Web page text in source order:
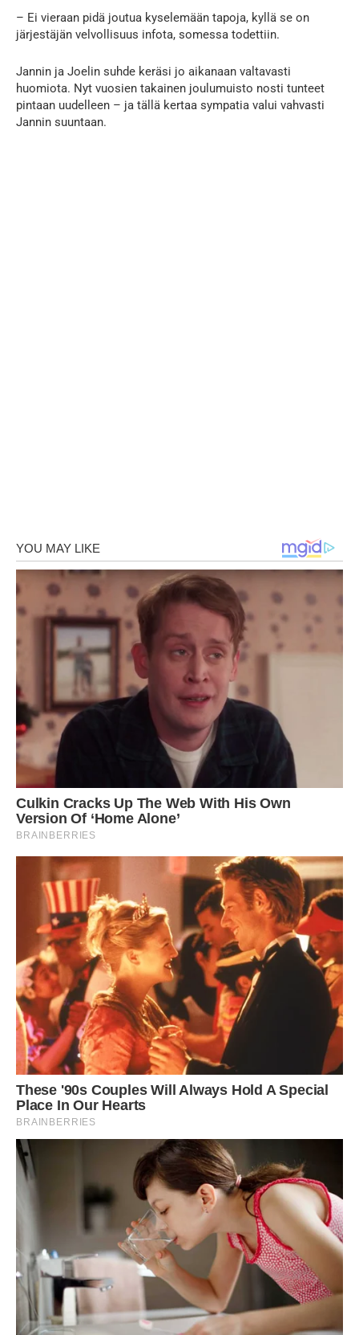
– Ei vieraan pidä joutua kyselemään tapoja, kyllä se on
järjestäjän velvollisuus infota, somessa todettiin.
Jannin ja Joelin suhde keräsi jo aikanaan valtavasti
huomiota. Nyt vuosien takainen joulumuisto nosti tunteet
pintaan uudelleen – ja tällä kertaa sympatia valui vahvasti
Jannin suuntaan.